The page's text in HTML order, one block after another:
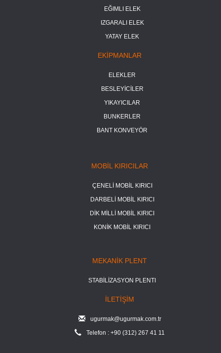
EĞIMLI ELEK
IZGARALI ELEK
YATAY ELEK
EKİPMANLAR
ELEKLER
BESLEYİCİLER
YIKAYICILAR
BUNKERLER
BANT KONVEYÖR
MOBİL KIRICILAR
ÇENELİ MOBİL KIRICI
DARBELİ MOBİL KIRICI
DİK MİLLİ MOBİL KIRICI
KONİK MOBİL KIRICI
MEKANİK PLENT
STABİLİZASYON PLENTI
İLETİŞİM
ugurmak@ugurmak.com.tr
Telefon : +90 (312) 267 41 11